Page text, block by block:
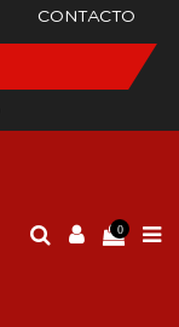
CONTACTO
0